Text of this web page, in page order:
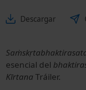
Descargar
esencial del
Kīrtana Tráiler.